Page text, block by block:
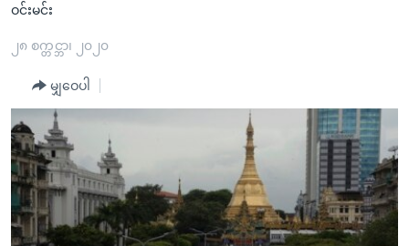
ပင်မ
သို့
ကျော်
ကြည့်
ရန်
ပင်မ
အ
ညွန်း
စာမျက်နှာ
အစ္စရေး-ပါလက်စတိုင်း
အင်္ဂလိပ်စာလေ့လာမယ်
အမေရိကန်သုံးအီဒီယံ
မကြေးမုံရဲ့ အင်္ဂလိပ်စာ
ရုပ်ရှင်ထဲက အင်္ဂလိပ်စာ
သုတပဒေသာ အင်္ဂလိပ်စာ
အပတ်စဉ်ကဏ္ဍများ
ရေဒီယို
တီဗွီ
ရေဒီယိုနှင့်ရုပ်သံ အချက်အလက်များ
ရေဒီယို/တီဗွီအစီအစဉ်
Learning English
ဝင်းမင်း
၂၈ စက္တင္ဘာ၊ ၂၀၂၀
မျှဝေပါ